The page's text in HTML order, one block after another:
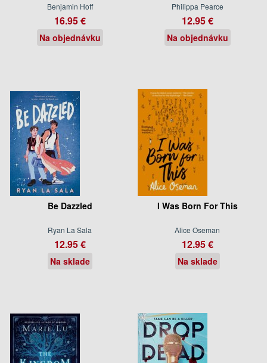
Benjamin Hoff
16.95 €
Na objednávku
Philippa Pearce
12.95 €
Na objednávku
Be Dazzled
Ryan La Sala
12.95 €
Na sklade
I Was Born For This
Alice Oseman
12.95 €
Na sklade